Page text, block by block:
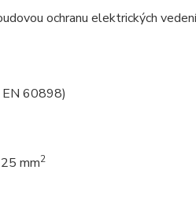
ochranu elektrických
EN 60898)
mm2